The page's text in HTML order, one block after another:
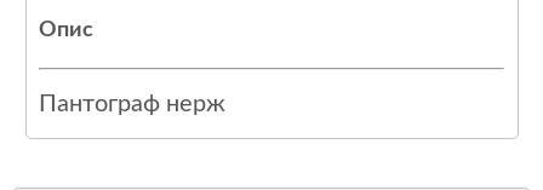
Опис
Пантограф нерж